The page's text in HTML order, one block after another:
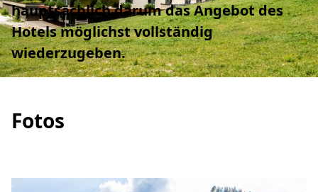
hauptsächlich darum das Angebot des
Hotels möglichst vollständig
wiederzugeben.
Fotos